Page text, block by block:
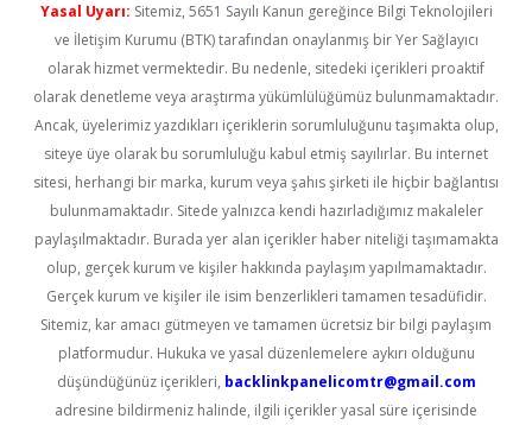
Yasal Uyarı: Sitemiz, 5651 Sayılı Kanun gereğince Bilgi Teknolojileri
ve İletişim Kurumu (BTK) tarafından onaylanmış bir Yer Sağlayıcı
olarak hizmet vermektedir. Bu nedenle, sitedeki içerikleri proaktif
olarak denetleme veya araştırma yükümlülüğümüz bulunmamaktadır.
Ancak, üyelerimiz yazdıkları içeriklerin sorumluluğunu taşımakta olup,
siteye üye olarak bu sorumluluğu kabul etmiş sayılırlar. Bu internet
sitesi, herhangi bir marka, kurum veya şahıs şirketi ile hiçbir bağlantısı
bulunmamaktadır. Sitede yalnızca kendi hazırladığımız makaleler
paylaşılmaktadır. Burada yer alan içerikler haber niteliği taşımamakta
olup, gerçek kurum ve kişiler hakkında paylaşım yapılmamaktadır.
Gerçek kurum ve kişiler ile isim benzerlikleri tamamen tesadüfidir.
Sitemiz, kar amacı gütmeyen ve tamamen ücretsiz bir bilgi paylaşım
platformudur. Hukuka ve yasal düzenlemelere aykırı olduğunu
düşündüğünüz içerikleri, backlinkpanelicomtr@gmail.com
adresine bildirmeniz halinde, ilgili içerikler yasal süre içerisinde